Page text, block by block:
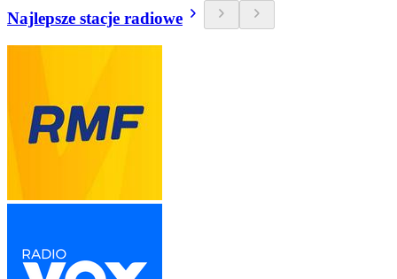
Najlepsze stacje radiowe